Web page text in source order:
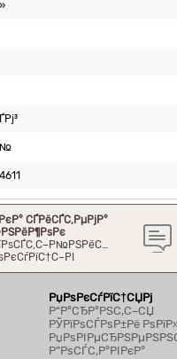
СЃРёСЃС‚РµРјР°
РџРѕРєСѓРїС†СЏРј
Р“Р°СЂР°РЅС‚С–СЏ
РЎРїРѕСЃРѕР±Рё
Р”РѕСЃС‚Р°РІРєР°